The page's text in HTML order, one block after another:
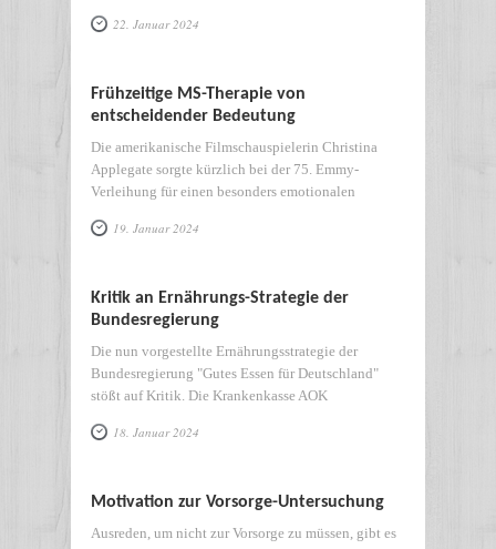
22. Januar 2024
Frühzeitige MS-Therapie von
entscheidender Bedeutung
Die amerikanische Filmschauspielerin Christina
Applegate sorgte kürzlich bei der 75. Emmy-
Verleihung für einen besonders emotionalen
19. Januar 2024
Kritik an Ernährungs-Strategie der
Bundesregierung
Die nun vorgestellte Ernährungsstrategie der
Bundesregierung "Gutes Essen für Deutschland"
stößt auf Kritik. Die Krankenkasse AOK
18. Januar 2024
Motivation zur Vorsorge-Untersuchung
Ausreden, um nicht zur Vorsorge zu müssen, gibt es